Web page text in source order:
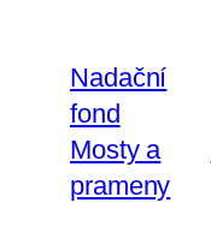
Nadační
fond
Mosty a
prameny